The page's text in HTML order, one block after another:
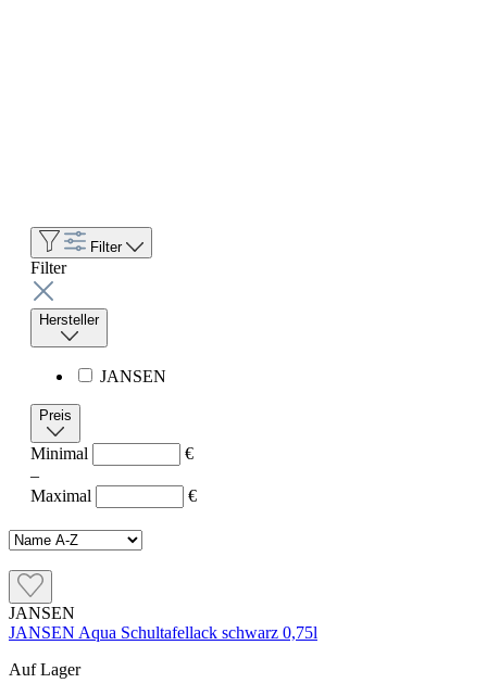
Filter
Filter
Hersteller
JANSEN
Preis
Minimal
€
–
Maximal
€
JANSEN
JANSEN Aqua Schultafellack schwarz 0,75l
Auf Lager